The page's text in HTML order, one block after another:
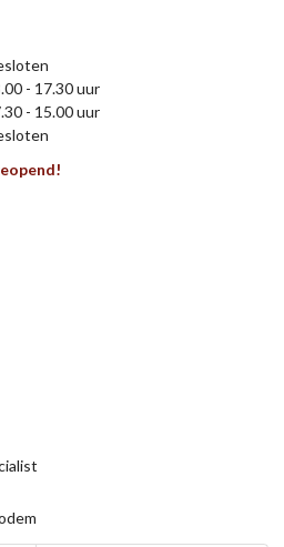
- 17.30 uur
- 15.00 uur